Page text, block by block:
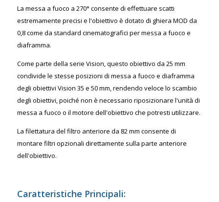
La messa a fuoco a 270° consente di effettuare scatti
estremamente precisi e l'obiettivo è dotato di ghiera MOD da
0,8 come da standard cinematografici per messa a fuoco e
diaframma.
Come parte della serie Vision, questo obiettivo da 25 mm
condivide le stesse posizioni di messa a fuoco e diaframma
degli obiettivi Vision 35 e 50 mm, rendendo veloce lo scambio
degli obiettivi, poiché non è necessario riposizionare l'unità di
messa a fuoco o il motore dell'obiettivo che potresti utilizzare.
La filettatura del filtro anteriore da 82 mm consente di
montare filtri opzionali direttamente sulla parte anteriore
dell'obiettivo.
Caratteristiche Principali: